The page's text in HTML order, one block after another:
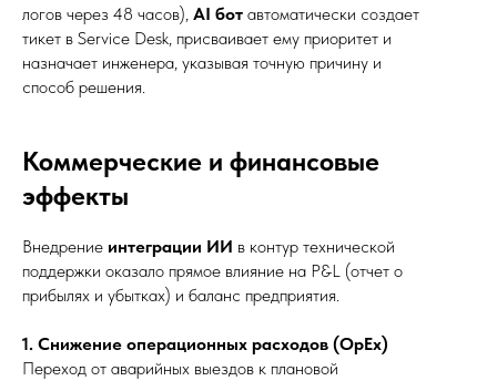
логов через 48 часов), AI бот автоматически создает
тикет в Service Desk, присваивает ему приоритет и
назначает инженера, указывая точную причину и
способ решения.
Коммерческие и финансовые
эффекты
Внедрение интеграции ИИ в контур технической
поддержки оказало прямое влияние на P&L (отчет о
прибылях и убытках) и баланс предприятия.
1. Снижение операционных расходов (OpEx)
Переход от аварийных выездов к плановой